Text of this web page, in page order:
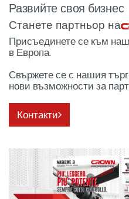
Развийте своя бизнес
Станете партньор на
Присъединете се към
в Европа.
Свържете се с нашия
нови възможности за
Контакти